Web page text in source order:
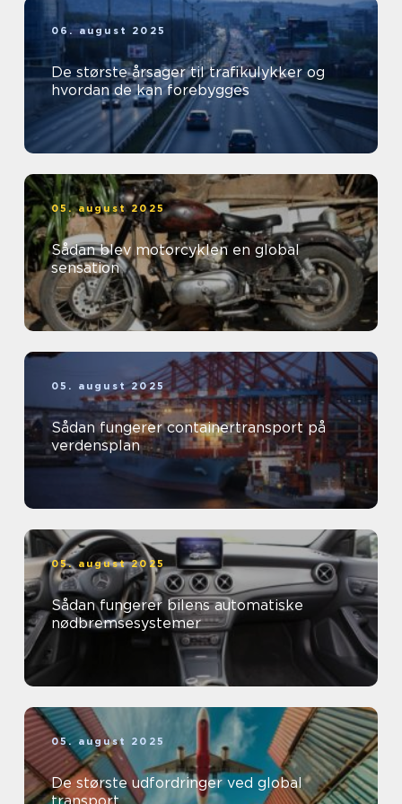
06. august 2025
De største årsager til trafikulykker og
hvordan de kan forebygges
05. august 2025
Sådan blev motorcyklen en global
sensation
05. august 2025
Sådan fungerer containertransport på
verdensplan
05. august 2025
Sådan fungerer bilens automatiske
nødbremsesystemer
05. august 2025
De største udfordringer ved global